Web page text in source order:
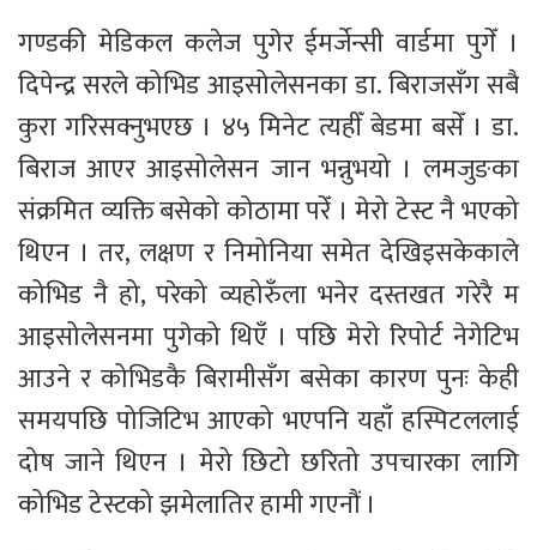
गण्डकी मेडिकल कलेज पुगेर ईमर्जेन्सी वार्डमा पुगेँ ।
दिपेन्द्र सरले कोभिड आइसोलेसनका डा. बिराजसँग सबै
कुरा गरिसक्नुभएछ । ४५ मिनेट त्यहीँ बेडमा बसेँ । डा.
बिराज आएर आइसोलेसन जान भन्नुभयो । लमजुङका
संक्रमित व्यक्ति बसेको कोठामा परेँ । मेरो टेस्ट नै भएको
थिएन । तर, लक्षण र निमोनिया समेत देखिइसकेकाले
कोभिड नै हो, परेको व्यहोरुँला भनेर दस्तखत गरेरै म
आइसोलेसनमा पुगेको थिएँ । पछि मेरो रिपोर्ट नेगेटिभ
आउने र कोभिडकै बिरामीसँग बसेका कारण पुनः केही
समयपछि पोजिटिभ आएको भएपनि यहाँ हस्पिटललाई
दोष जाने थिएन । मेरो छिटो छरितो उपचारका लागि
कोभिड टेस्टको झमेलातिर हामी गएनौं ।